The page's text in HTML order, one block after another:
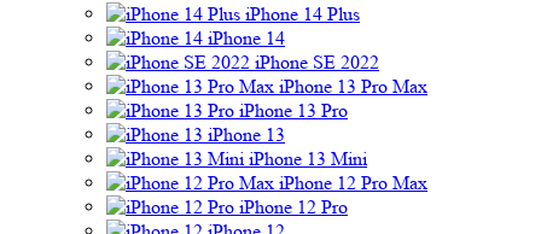
iPhone 14 Plus
iPhone 14
iPhone SE 2022
iPhone 13 Pro Max
iPhone 13 Pro
iPhone 13
iPhone 13 Mini
iPhone 12 Pro Max
iPhone 12 Pro